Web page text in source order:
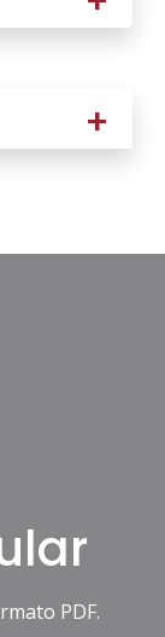
PDF.